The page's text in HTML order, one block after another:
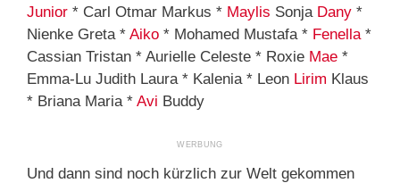
Junior * Carl Otmar Markus * Maylis Sonja Dany *
Nienke Greta * Aiko * Mohamed Mustafa * Fenella*
Cassian Tristan * Aurielle Celeste * Roxie Mae *
Emma-Lu Judith Laura * Kalenia * Leon Lirim Klaus
* Briana Maria * Avi Buddy
Und dann sind noch kürzlich zur Welt gekommen